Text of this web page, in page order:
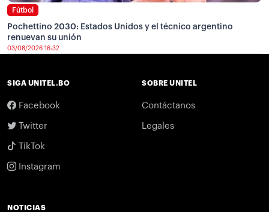
Fútbol
Pochettino 2030: Estados Unidos y el técnico argentino
renuevan su unión
03/08/2026 16:32
SIGA UNITEL.BO
Facebook
Twitter
TikTok
Instagram
SOBRE UNITEL
Contáctanos
Legales
NOTICIAS